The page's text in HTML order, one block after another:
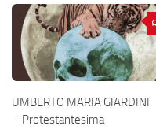
UMBERTO MARIA GIARDINI
– Protestantesima